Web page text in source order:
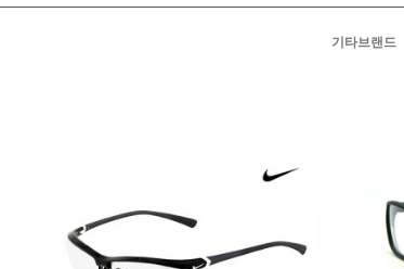
기타브랜드